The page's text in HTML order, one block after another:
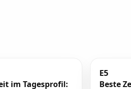
im Tagesprofil:
E5
Beste